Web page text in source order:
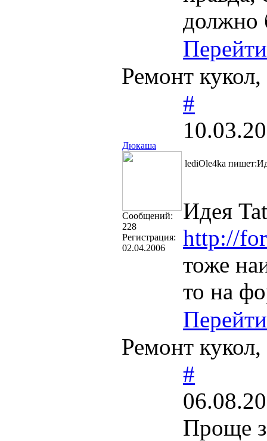
должно
Перейти
Ремонт
Дюкаша
Cообщений:
228
Регистрация:
02.04.2006
#
lediOle4ka
Идея
http://
тоже
то на
Перейти
Ремонт
#
Проще